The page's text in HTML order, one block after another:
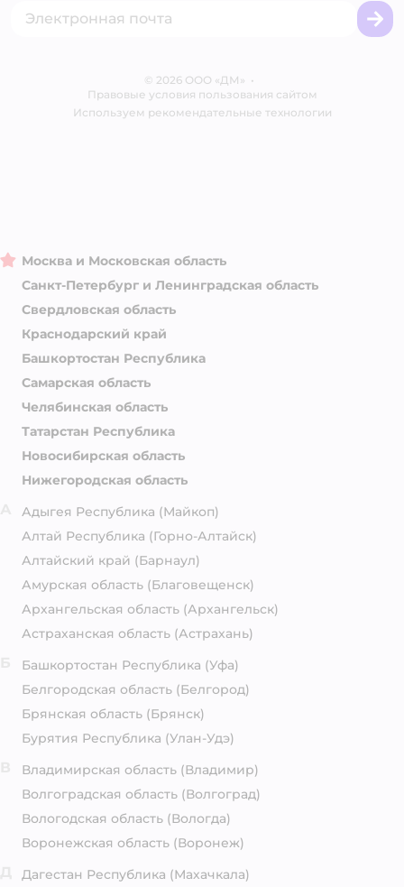
Блог
Корм для собак
© 2026 ООО «ДМ» •
Правовые условия пользования сайтом
Используем рекомендательные технологии
Москва и Московская область
Санкт-Петербург и Ленинградская область
Свердловская область
Краснодарский край
Башкортостан Республика
Самарская область
Челябинская область
Татарстан Республика
Новосибирская область
Нижегородская область
Адыгея Республика (Майкоп)
Алтай Республика (Горно-Алтайск)
Алтайский край (Барнаул)
Амурская область (Благовещенск)
Архангельская область (Архангельск)
Астраханская область (Астрахань)
Башкортостан Республика (Уфа)
Белгородская область (Белгород)
Брянская область (Брянск)
Бурятия Республика (Улан-Удэ)
Владимирская область (Владимир)
Волгоградская область (Волгоград)
Вологодская область (Вологда)
Воронежская область (Воронеж)
Дагестан Республика (Махачкала)